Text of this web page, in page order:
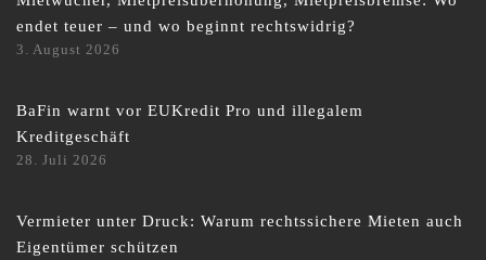
endet teuer – und wo beginnt rechtswidrig?
3. August 2026
BaFin warnt vor EUKredit Pro und illegalem
Kreditgeschäft
28. Juli 2026
Vermieter unter Druck: Warum rechtssichere Mieten auch
Eigentümer schützen